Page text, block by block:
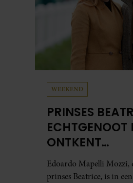
WEEKEND
PRINSES
ECHTGENOOT
ONTKENT
Edoardo Mapelli Mozzi,
prinses Beatrice, is in